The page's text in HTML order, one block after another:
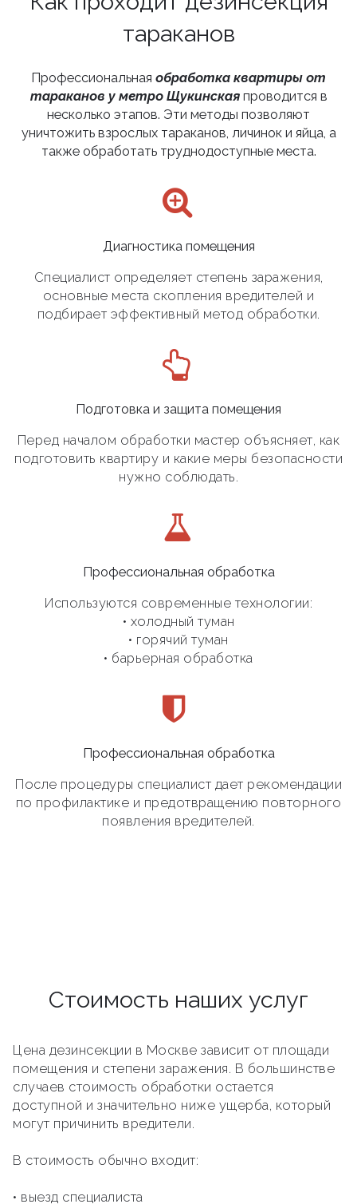
тараканов
Профессиональная обработка квартиры от
тараканов у метро Щукинскаяпроводится в
несколько этапов. Эти методы позволяют
уничтожить взрослых тараканов, личинок и яйца, а
также обработать труднодоступные места.
Диагностика помещения
Специалист определяет степень заражения,
основные места скопления вредителей и
подбирает эффективный метод обработки.
Подготовка и защита помещения
Перед началом обработки мастер объясняет, как
подготовить квартиру и какие меры безопасности
нужно соблюдать.
Профессиональная обработка
Используются современные технологии:
• холодный туман
• горячий туман
• барьерная обработка
Профессиональная обработка
После процедуры специалист дает рекомендации
по профилактике и предотвращению повторного
появления вредителей.
Стоимость наших услуг
Цена дезинсекции в Москве зависит от площади
помещения и степени заражения. В большинстве
случаев стоимость обработки остается
доступной и значительно ниже ущерба, который
могут причинить вредители.
В стоимость обычно входит:
• выезд специалиста